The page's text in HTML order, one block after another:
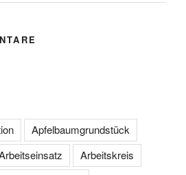
Apfelbaumgrundstück
Arbeitskreis